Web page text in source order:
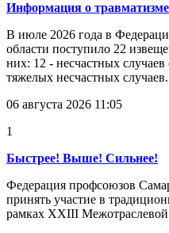
Информация о
В июле 2026 года в
области поступило 22
них: 12 - несчастных
тяжелых несчастных случаев.
06 августа 2026 11:05
1
Быстрее! Выше! Сильнее!
Федерация профсоюзов
принять участие в
рамках XXIII